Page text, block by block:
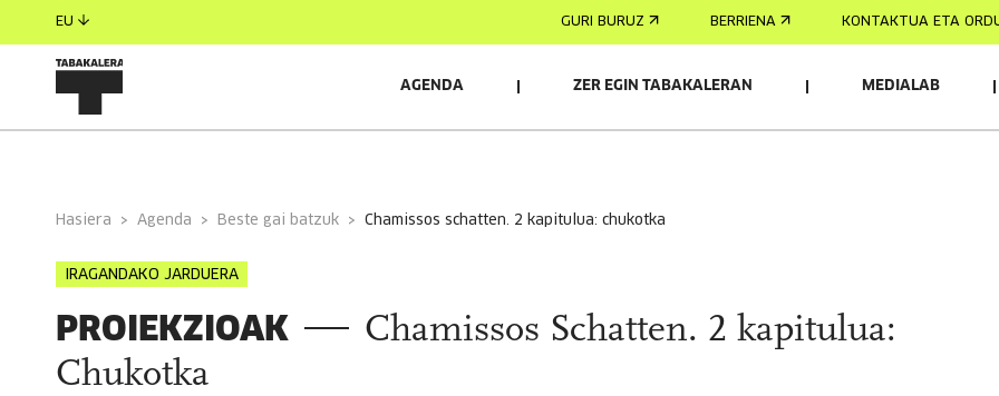
EU GURI BURUZ BERRIENA KONTAKTUA ETA
AGENDA ZER EGIN TABAKALERAN MEDIALAB
Hasiera Agenda Beste gai batzuk chamissos schatten. 2 kapitulua: chukotka
IRAGANDAKO JARDUERA
PROIEKZIOAK
Chamissos Schatten. 2 kapitulua:
Chukotka